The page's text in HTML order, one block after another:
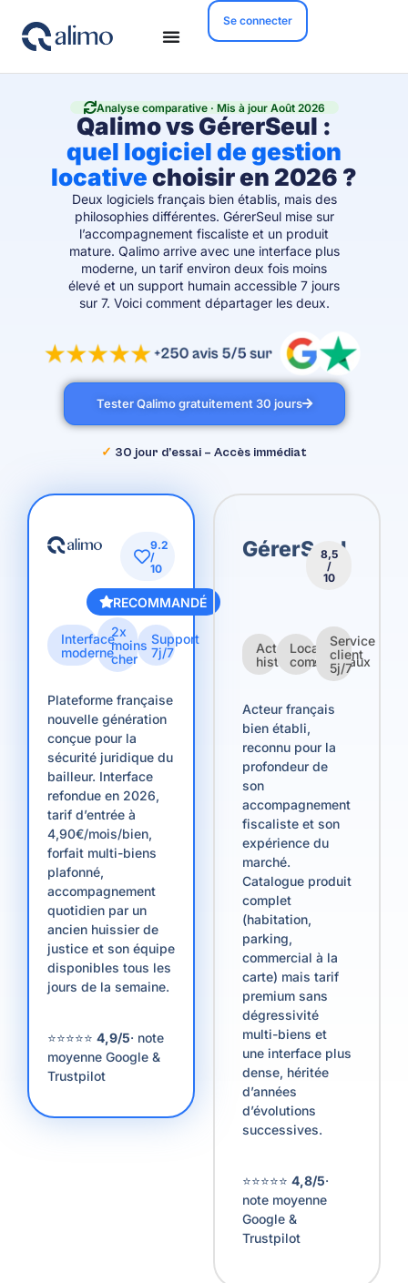
Se connecter
Analyse comparative · Mis à jour Août 2026
Qalimo vs GérerSeul :
quel logiciel de gestion
locativechoisir en 2026 ?
Deux logiciels français bien établis, mais des
philosophies différentes. GérerSeul mise sur
l’accompagnement fiscaliste et un produit
mature. Qalimo arrive avec une interface plus
moderne, un tarif environ deux fois moins
élevé et un support humain accessible 7 jours
sur 7. Voici comment départager les deux.
Tester Qalimo gratuitement 30 jours
✓ 30 jour d’essai – Accès immédiat
9.2
/
10
Interface
moderne
2x
moins
cher
Support
7j/7
Plateforme française
nouvelle génération
conçue pour la
sécurité juridique du
bailleur. Interface
refondue en 2026,
tarif d’entrée à
4,90€/mois/bien,
forfait multi-biens
plafonné,
accompagnement
quotidien par un
ancien huissier de
justice et son équipe
disponibles tous les
jours de la semaine.
⭐⭐⭐⭐⭐ 4,9/5· note
moyenne Google &
Trustpilot
RECOMMANDÉ
GérerSeul
8,5
/
10
Acteur
historique
Locaux
commerciaux
Service
client
5j/7
Acteur français
bien établi,
reconnu pour la
profondeur de
son
accompagnement
fiscaliste et son
expérience du
marché.
Catalogue produit
complet
(habitation,
parking,
commercial à la
carte) mais tarif
premium sans
dégressivité
multi-biens et
une interface plus
dense, héritée
d’années
d’évolutions
successives.
⭐⭐⭐⭐⭐ 4,8/5·
note moyenne
Google &
Trustpilot